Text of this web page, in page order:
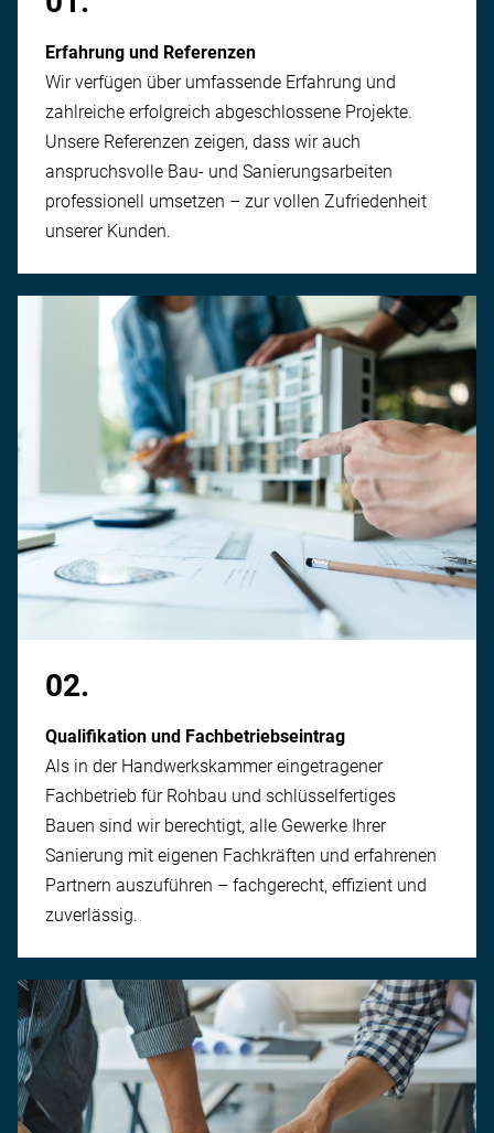
Erfahrung und Referenzen
Wir verfügen über umfassende Erfahrung und
zahlreiche erfolgreich ab­geschlossene Projekte.
Unsere Referenzen zeigen, dass wir auch
anspruchsvolle Bau- und Sanierungs­arbeiten
professionell umsetzen – zur vollen Zufriedenheit
unserer Kunden.
02.
Qualifikation und Fachbetriebseintrag
Als in der Handwerks­kammer eingetragener
Fachbetrieb für Rohbau und schlüssel­fertiges
Bauen sind wir berechtigt, alle Gewerke Ihrer
Sanierung mit eigenen Fachkräften und erfahrenen
Partnern auszuführen – fach­gerecht, effizient und
zuverlässig.